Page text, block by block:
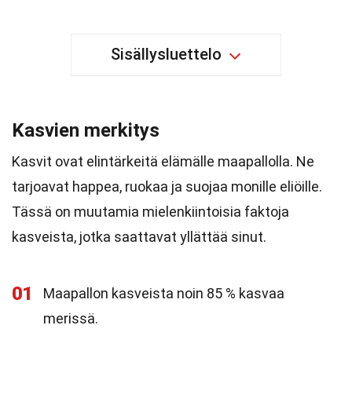
Sisällysluettelo
Kasvien merkitys
Kasvit ovat elintärkeitä elämälle maapallolla. Ne
tarjoavat happea, ruokaa ja suojaa monille eliöille.
Tässä on muutamia mielenkiintoisia faktoja
kasveista, jotka saattavat yllättää sinut.
01
Maapallon kasveista noin 85 % kasvaa
merissä.